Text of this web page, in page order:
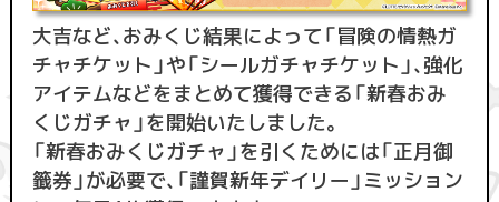
大吉など、おみくじ結果によって「冒険の情熱ガ
チャチケット」や「シールガチャチケット」、強化
アイテムなどをまとめて獲得できる「新春おみ
くじガチャ」を開始いたしました。
「新春おみくじガチャ」を引くためには「正月御
籤券」が必要で、「謹賀新年デイリー」ミッション